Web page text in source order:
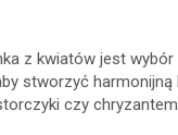
z kwiatów jest
stworzyć
czy